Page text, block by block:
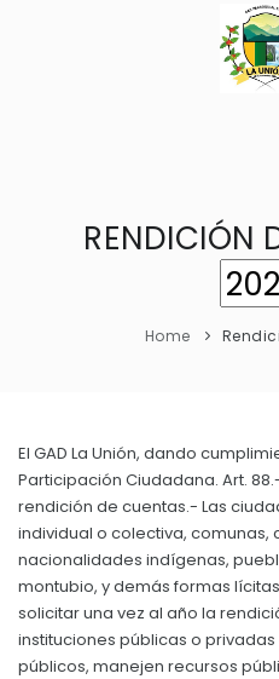
RESEÑA HISTÓRICA
Ubicación
Clima
NEW
GESTIÓN Y PRESUPUESTO
Sesiones
Resoluciones
Convocatorias
GESTIÓN ADMINISTRATIVA
Plan de desarrollo y
CIUDADANÍA ACTIVA
Solicitud de acceso
TURISMO
RENDICIÓN
Home
El GAD La Unión, dando
Participación Ciudadana. Art.
rendición de cuentas.- Las
individual o colectiva, comunas,
nacionalidades indígenas,
montubio, y demás formas
solicitar una vez al año la
instituciones públicas o
públicos, manejen recursos